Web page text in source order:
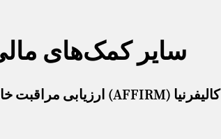
سایر کمک‌های
ارزیابی مراقبت خانواده‌محور در تحقق خودمدیریتی (AFFIRM) کالیفرنیا